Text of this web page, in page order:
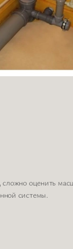
сложно оценить
системы.